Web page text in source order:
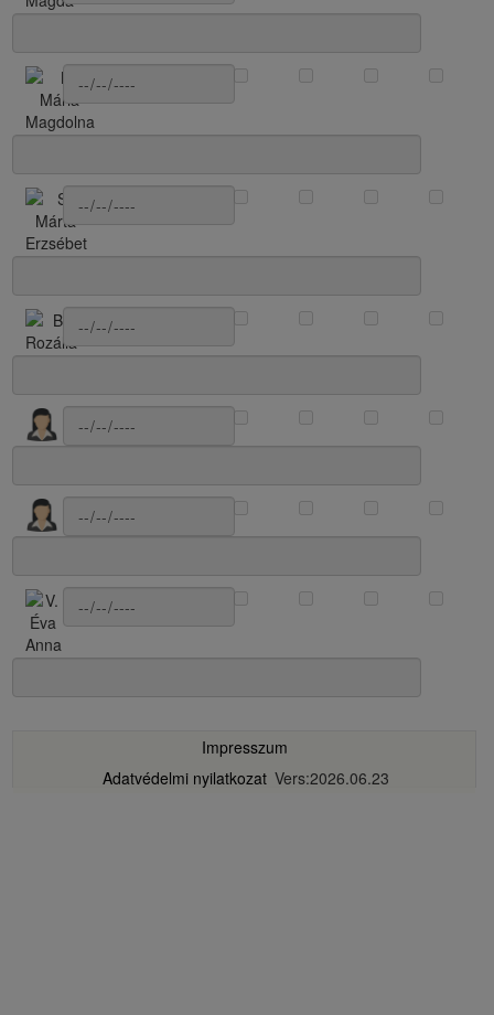
Impresszum
Adatvédelmi nyilatkozat Vers:2026.06.23